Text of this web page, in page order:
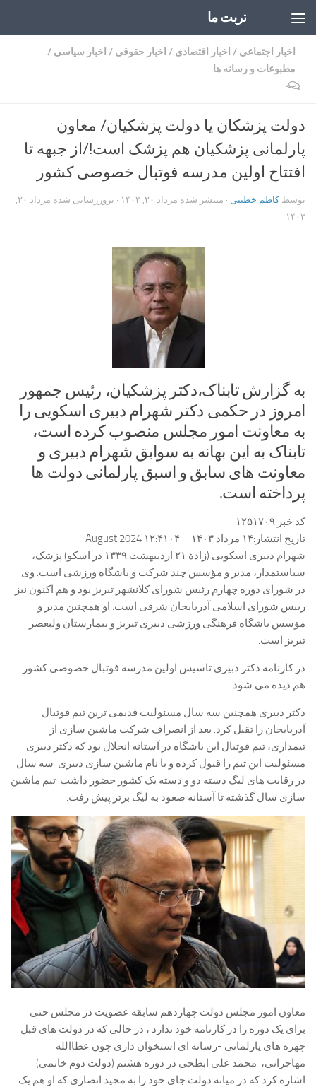
تربت ما
اخبار اجتماعی / اخبار اقتصادی / اخبار حقوقی / اخبار سیاسی /
مطبوعات و رسانه ها
۰
دولت پزشکان یا دولت پزشکیان/ معاون
پارلمانی پزشکیان هم پزشک است!/از جبهه تا
افتتاح اولین مدرسه فوتبال خصوصی کشور
توسطکاظم خطیبی · منتشر شده مرداد ۲۰, ۱۴۰۳ · بروزرسانی شده
مرداد ۲۰,
۱۴۰۳
به گزارش تابناک،دکتر پزشکیان، رئیس جمهور
امروز در حکمی دکتر شهرام دبیری اسکویی را
به معاونت امور مجلس منصوب کرده است،
تابناک به این بهانه به سوابق شهرام دبیری و
معاونت های سابق و اسبق پارلمانی دولت ها
پرداخته است.
کد خبر:۱۲۵۱۷۰۹
تاریخ انتشار:۱۴ مرداد ۱۴۰۳ – ۱۲:۴۱
۰۴ August 2024
شهرام دبیری اسکویی (زادهٔ ۲۱ اردیبهشت ۱۳۳۹ در اسکو) پزشک،
سیاستمدار، مدیر و مؤسس چند شرکت و باشگاه ورزشی است. وی
در شورای دوره چهارم رئیس شورای کلانشهر تبریز بود و هم اکنون نیز
رییس شورای اسلامی آذربایجان شرقی است. او همچنین مدیر و
مؤسس باشگاه فرهنگی ورزشی دبیری تبریز و بیمارستان ولیعصر
تبریز است.
در کارنامه دکتر دبیری تاسیس اولین مدرسه فوتبال خصوصی کشور
هم دیده می شود.
دکتر دبیری همچنین سه سال مسئولیت قدیمی ترین تیم فوتبال
آذربایجان را تقبل کرد. بعد از انصراف شرکت ماشین سازی از
تیمداری، تیم فوتبال این باشگاه در آستانه انحلال بود که دکتر دبیری
مسئولیت این تیم را قبول کرده و با نام ماشین سازی دبیری سه سال
در رقابت های لیگ دسته دو و دسته یک کشور حضور داشت. تیم ماشین
سازی سال گذشته تا آستانه صعود به لیگ برتر پیش رفت.
معاون امور مجلس دولت چهاردهم سابقه عضویت در مجلس حتی
برای یک دوره را در کارنامه خود ندارد ، در حالی که در دولت های قبل
چهره های پارلمانی -رسانه ای استخوان داری چون عطاالله
مهاجرانی، محمد علی ابطحی در دوره هشتم (دولت دوم خاتمی)
اشاره کرد که در میانه دولت جای خود را به مجید انصاری که او هم یک